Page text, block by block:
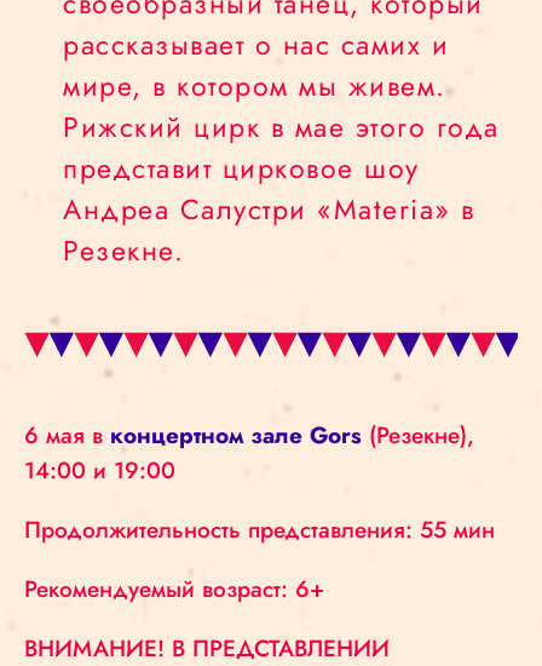
рассказывает о нас самих и
мире, в котором мы живем.
Рижский цирк в мае этого года
представит цирковое шоу
Андреа Салустри «Materia» в
Резекне.
6 мая в концертном зале Gors (Резекне),
14:00 и 19:00
Продолжительность представления: 55 мин
Рекомендуемый возраст: 6+
ВНИМАНИЕ! В ПРЕДСТАВЛЕНИИ